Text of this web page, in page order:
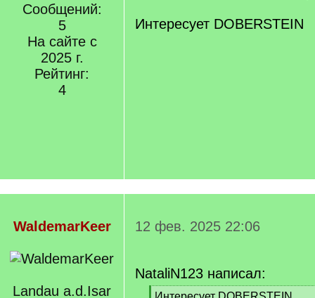
Сообщений:
5
На сайте с
2025 г.
Рейтинг:
4
Интересует DOBERSTEIN
WaldemarKeer
Landau a.d.Isar
12 фев. 2025 22:06
NataliN123 написал:
[